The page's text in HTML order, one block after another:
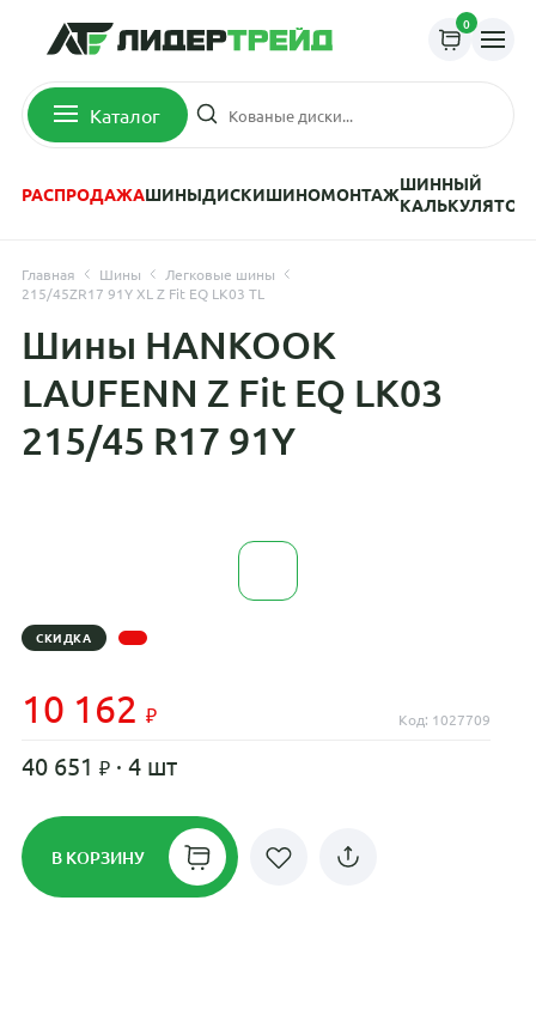
0
Каталог
РАСПРОДАЖАШИНЫДИСКИШИНОМОНТАЖШИННЫЙ
КАЛЬКУЛЯТОР
Главная Шины
Легковые шины
215/45ZR17 91Y XL Z Fit EQ LK03 TL
Шины HANKOOK
LAUFENN Z Fit EQ LK03
215/45 R17 91Y
СКИДКА
10 162 Код: 1027709
40 651 · 4 шт
В КОРЗИНУ